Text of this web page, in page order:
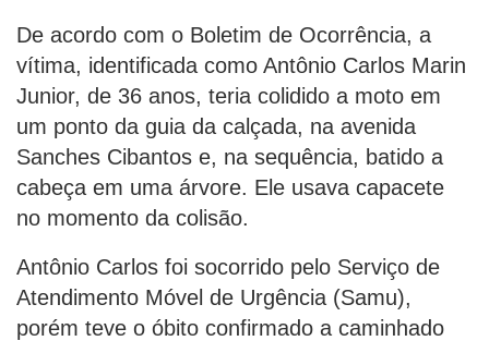
De acordo com o Boletim de Ocorrência, a
vítima, identificada como Antônio Carlos Marin
Junior, de 36 anos, teria colidido a moto em
um ponto da guia da calçada, na avenida
Sanches Cibantos e, na sequência, batido a
cabeça em uma árvore. Ele usava capacete
no momento da colisão.
Antônio Carlos foi socorrido pelo Serviço de
Atendimento Móvel de Urgência (Samu),
porém teve o óbito confirmado a caminhado